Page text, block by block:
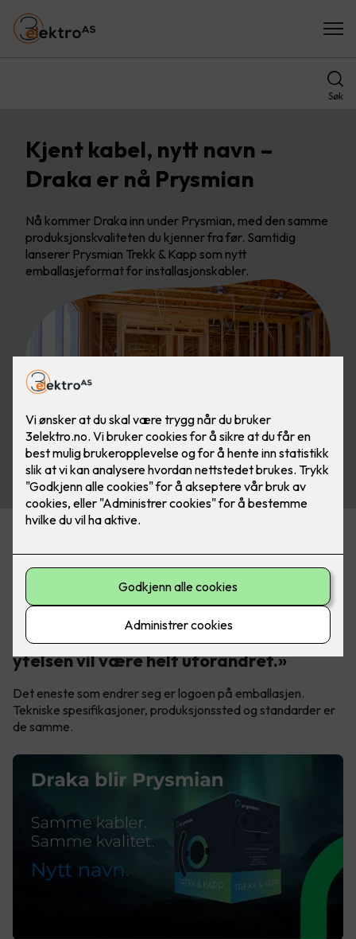
Søk
Kjent kabel, nytt navn –
Draka er nå Prysmian
Nå kommer Draka inn under Prysmian, med den samme
produksjonskvaliteten du kjenner fra før. Samtidig
lanserer Prysmian Trekk & Kapp som nytt
emballasjeformat for installasjonskabler.
varemerkene under ett navn. Prysmian er tydelige på hva
det betyr i praksis:
«Bare navnet forandres, produktene er
de samme: Kvaliteten, funksjonene og
ytelsen vil være helt uforandret.»
Det eneste som endrer seg er logoen på emballasjen.
Tekniske spesifikasjoner, produksjonssted og standarder er
de samme.